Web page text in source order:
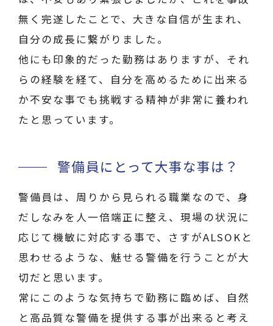
無く完遂したことで、大きな自信が生まれ、
自分の成長に繋がりました。
他にも印象的だった勤務はありますが、それ
らの経験を経て、自分を高めるために出来る
か不安な事でも挑戦する精神が非常に養われ
たと思っています。
警備員にとって大事な事は？
警備員は、周りから見られる職業なので、身
だしなみを人一倍端正に整え、現場の状況に
応じて機敏に対応する事で、さすがALSOKと
思わせるような、魅せる警備を行うことが大
切だと思います。
常にこのような気持ちで勤務に臨めば、自然
と高品質な警備を提供する事が出来ると考え